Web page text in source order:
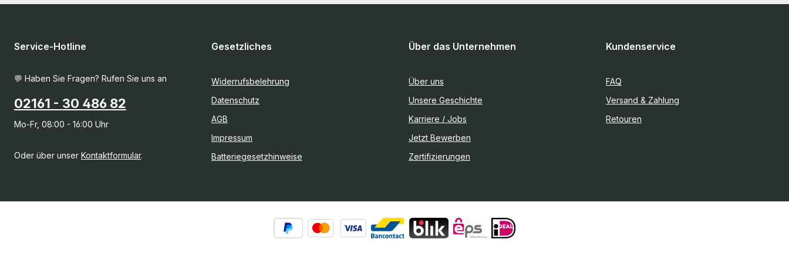
Service-Hotline
💬 Haben Sie Fragen? Rufen Sie uns an
02161 - 30 486 82
Mo-Fr, 08:00 - 16:00 Uhr
Oder über unser Kontaktformular.
Gesetzliches
Widerrufsbelehrung
Datenschutz
AGB
Impressum
Batteriegesetzhinweise
Über das Unternehmen
Über uns
Unsere Geschichte
Karriere / Jobs
Jetzt Bewerben
Zertifizierungen
Kundenservice
FAQ
Versand & Zahlung
Retouren